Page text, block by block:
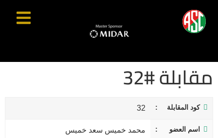
مقابلة #32
كود المقابلة 32
اسم العضو محمد خميس سعد خميس